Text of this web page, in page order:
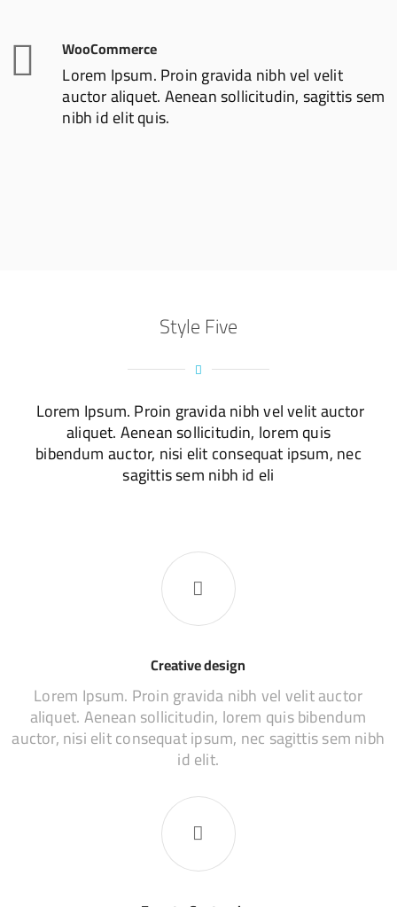
WooCommerce
Lorem Ipsum. Proin gravida nibh vel velit
auctor aliquet. Aenean sollicitudin, sagittis sem
nibh id elit quis.
Style Five
Lorem Ipsum. Proin gravida nibh vel velit auctor
aliquet. Aenean sollicitudin, lorem quis
bibendum auctor, nisi elit consequat ipsum, nec
sagittis sem nibh id eli
Creative design
Lorem Ipsum. Proin gravida nibh vel velit auctor
aliquet. Aenean sollicitudin, lorem quis bibendum
auctor, nisi elit consequat ipsum, nec sagittis sem nibh
id elit.